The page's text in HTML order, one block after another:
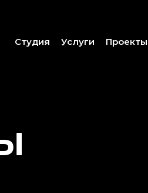
Студия Услуги Проекты